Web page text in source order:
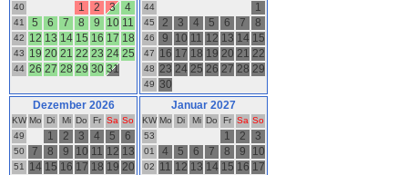
40
1 2 3 4
41 5 6 7 8 9 10 11
42 12 13 14 15 16 17 18
43 19 20 21 22 23 24 25
44 26 27 28 29 30 31
44
1
45 2 3 4 5 6 7 8
46 9 10 11 12 13 14 15
47 16 17 18 19 20 21 22
48 23 24 25 26 27 28 29
49
30
Dezember 2026
KW Mo Di Mi Do Fr Sa So
49
1 2 3 4 5 6
50 7 8 9 10 11 12 13
51 14 15 16 17 18 19 20
Januar 2027
KW Mo Di Mi Do Fr Sa So
53
1 2 3
01 4 5 6 7 8 9 10
02 11 12 13 14 15 16 17